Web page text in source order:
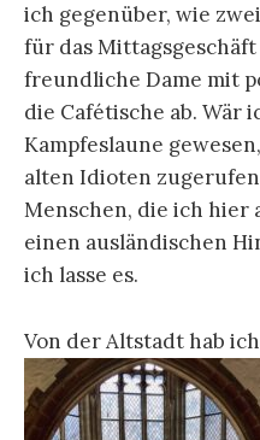
ich gegenüber, wie
für das
freundliche Dame mit
die Cafétische ab. Wär
Kampfeslaune
alten Idioten
Menschen, die ich hier
einen ausländischen
ich lasse es.
Von der Altstadt hab